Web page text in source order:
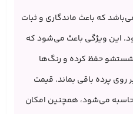
که باعث ماندگاری و ثبات
این ویژگی باعث می‌شود که
و شستشو حفظ کرده و رنگ‌ها
روی پرده باقی بماند. قیمت
می‌شود، همچنین امکان